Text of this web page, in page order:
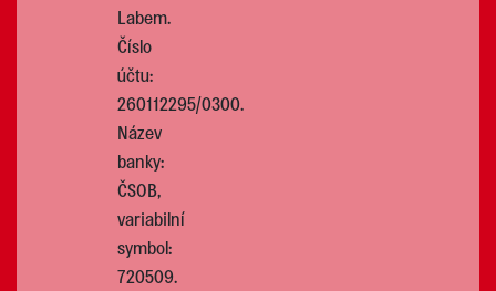
Labem.
Číslo
účtu:
260112295/0300.
Název
banky:
ČSOB,
variabilní
symbol:
720509.